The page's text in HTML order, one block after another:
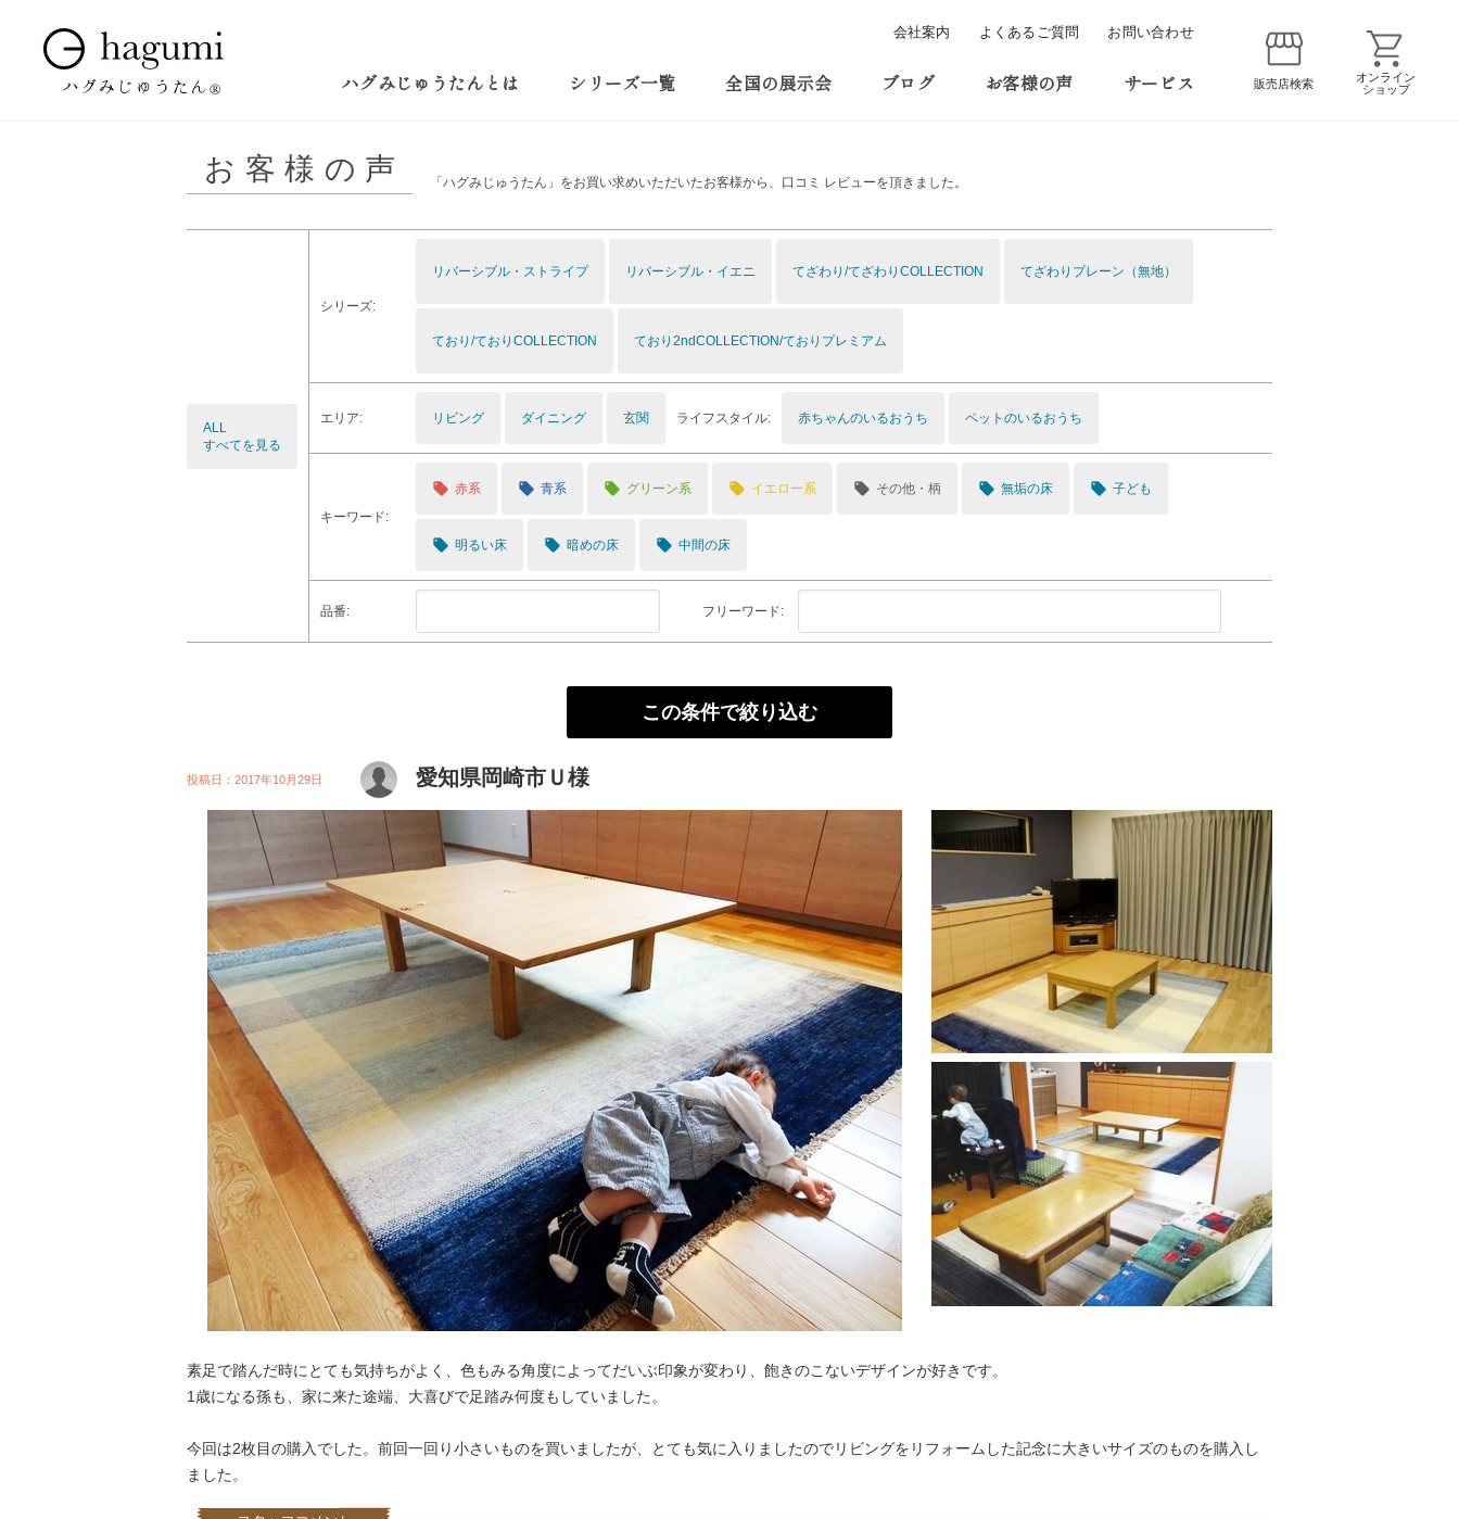
ハグみじゅうたんとは シリーズ一覧 全国の展示会 ブログ お客様の声 サービス
会社案内 よくあるご質問 お問い合わせ
販売店検索
オンライン
ショップ
お客様の声 「ハグみじゅうたん」をお買い求めいただいたお客様から、口コミ レビューを頂きました。
ALL
すべてを見る
シリーズ:
リバーシブル・ストライプ リバーシブル・イエニ てざわり/てざわりCOLLECTION てざわりプレーン（無地）
ており/ておりCOLLECTION ており2ndCOLLECTION/ておりプレミアム
エリア: リビング ダイニング 玄関 ライフスタイル: 赤ちゃんのいるおうち ペットのいるおうち
キーワード:
local_offer 赤系 local_offer 青系 local_offer グリーン系 local_offer イエロー系 local_offer その他・柄 local_offer 無垢の床 local_offer 子ども
local_offer 明るい床 local_offer 暗めの床 local_offer 中間の床
品番: フリーワード:
投稿日：2017年10月29日 愛知県岡崎市Ｕ様
素足で踏んだ時にとても気持ちがよく、色もみる角度によってだいぶ印象が変わり、飽きのこないデザインが好きです。
1歳になる孫も、家に来た途端、大喜びで足踏み何度もしていました。
今回は2枚目の購入でした。前回一回り小さいものを買いましたが、とても気に入りましたのでリビングをリフォームした記念に大きいサイズのものを購入し
ました。